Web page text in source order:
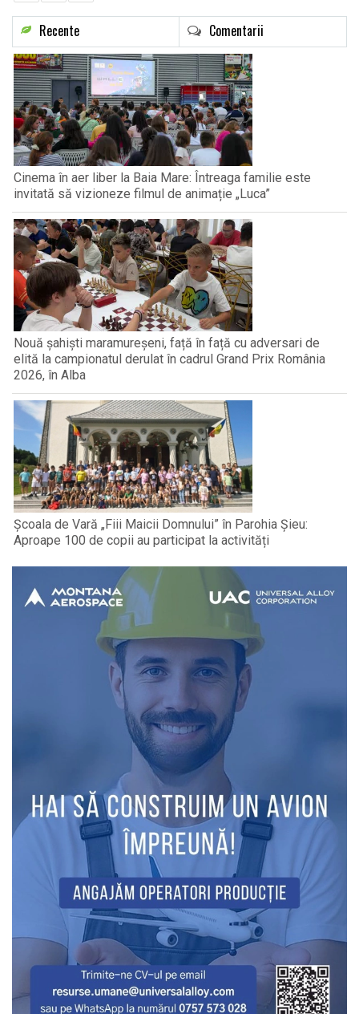
Recente Comentarii
Cinema în aer liber la Baia Mare: Întreaga familie este
invitată să vizioneze filmul de animație „Luca”
Nouă șahiști maramureșeni, față în față cu adversari de
elită la campionatul derulat în cadrul Grand Prix România
2026, în Alba
Școala de Vară „Fiii Maicii Domnului” în Parohia Șieu:
Aproape 100 de copii au participat la activități